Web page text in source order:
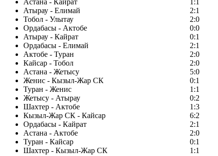
Астана - Кайрат
1:1
Атырау - Елимай
2:1
Тобол - Улытау
2:0
Ордабасы - Актобе
0:0
Атырау - Кайрат
0:1
Ордабасы - Елимай
2:1
Актобе - Туран
2:0
Кайсар - Тобол
2:0
Астана - Жетысу
5:0
Женис - Кызыл-Жар СК
0:1
Туран - Женис
1:1
Жетысу - Атырау
0:2
Шахтер - Актобе
1:3
Кызыл-Жар СК - Кайсар
6:2
Ордабасы - Кайрат
2:1
Астана - Актобе
2:0
Туран - Кайсар
0:1
Шахтер - Кызыл-Жар СК
1:1